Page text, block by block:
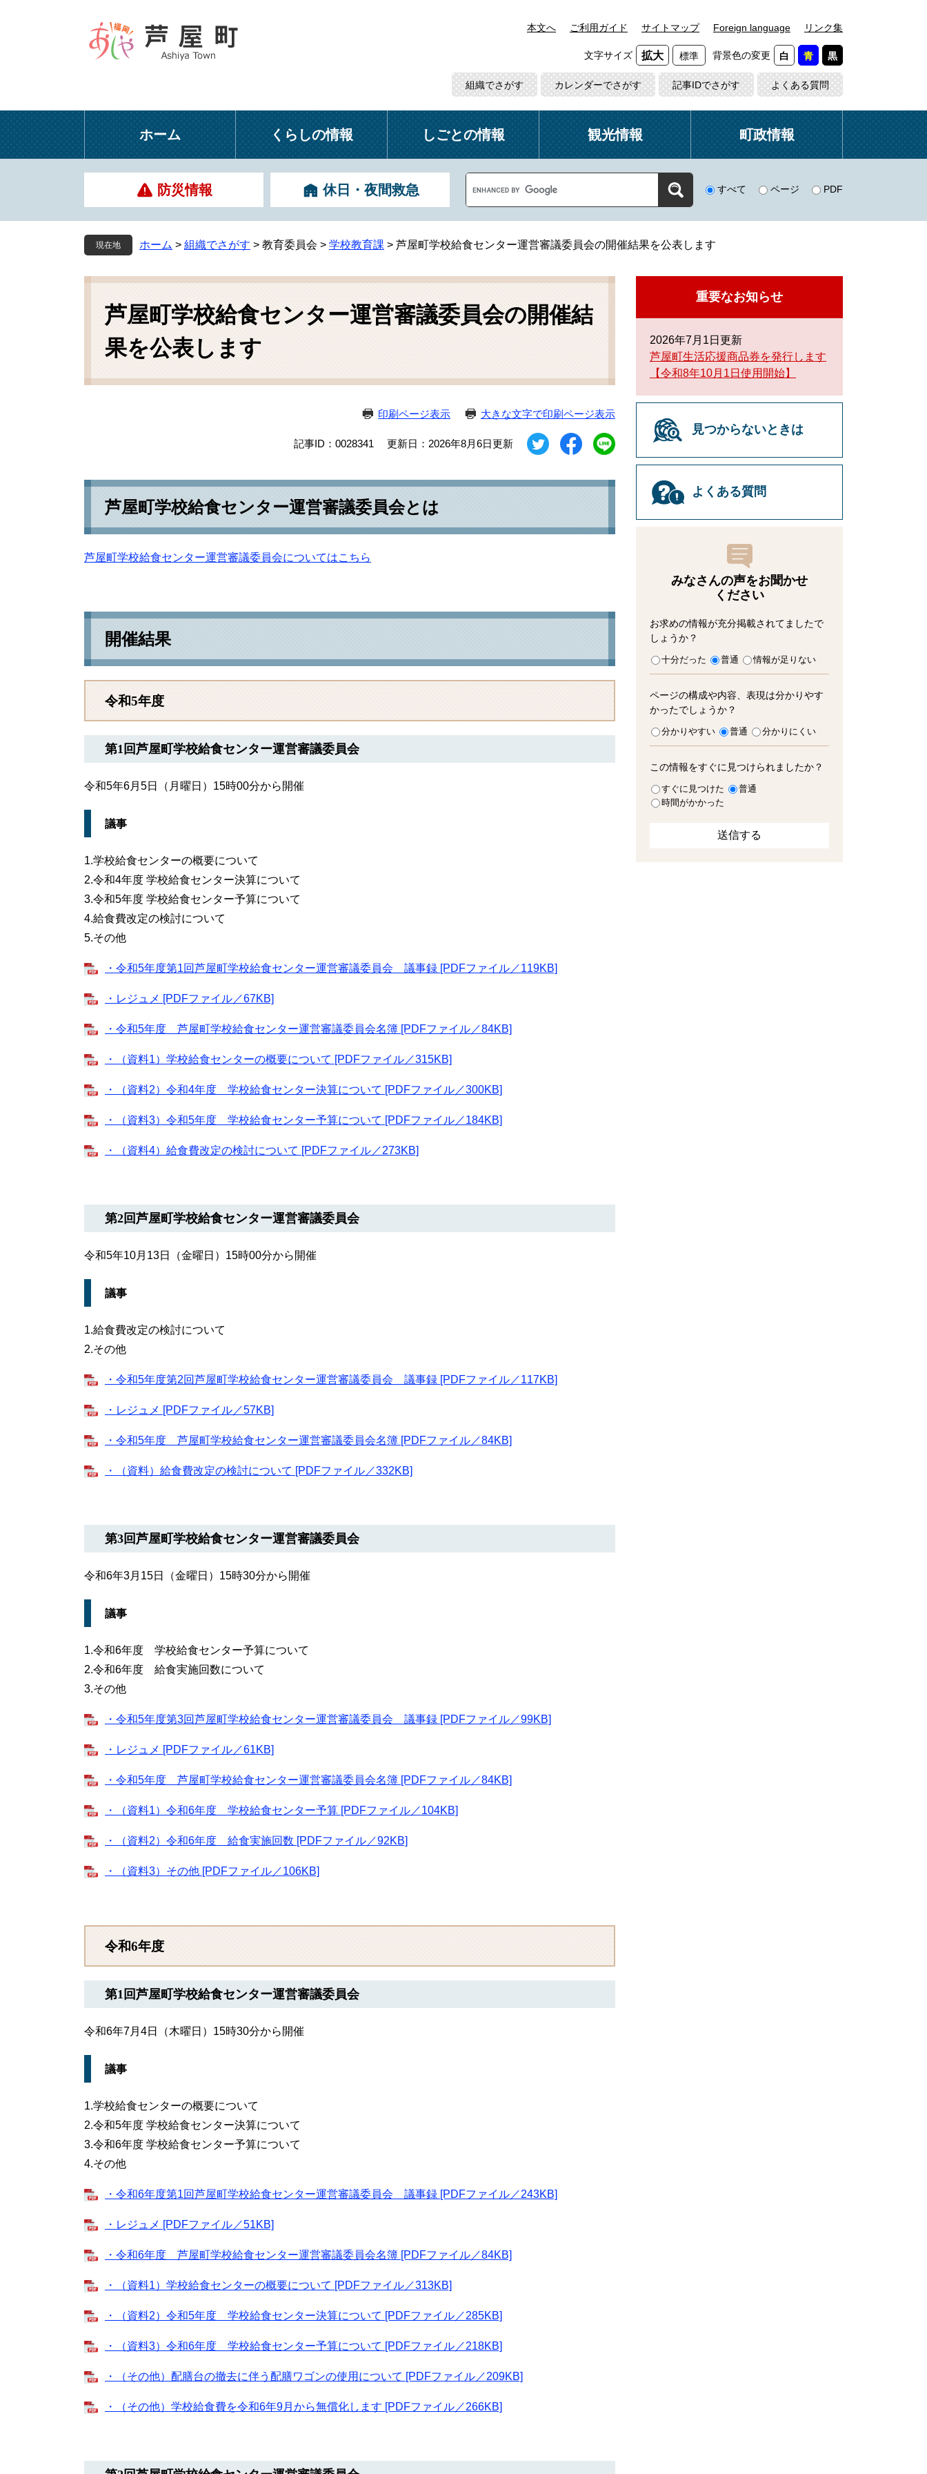
本
本文へ ご利用ガイド サイトマップ Foreign language リンク集
文字サイズ 拡大 標準 背景色の変更 白 青 黒
組織でさがす カレンダーでさがす 記事IDでさがす よくある質問
ホーム くらしの情報 しごとの情報 観光情報 町政情報
防災情報 休日・夜間救急
o
g
l
e
ス
ム
検
すべて ページ PDF
現在地 ホーム > 組織でさがす > 教育委員会 > 学校教育課 > 芦屋町学校給食センター運営審議委員会の開催結果を公表します
本
芦屋町学校給食センター運営審議委員会の開催結
果を公表します
印刷ページ表示 大きな文字で印刷ページ表示
記事ID：0028341 更新日：2026年8月6日更新
芦屋町学校給食センター運営審議委員会とは
芦屋町学校給食センター運営審議委員会についてはこちら
開催結果
令和5年度
第1回芦屋町学校給食センター運営審議委員会
令和5年6月5日（月曜日）15時00分から開催
議事
1.学校給食センターの概要について
2.令和4年度 学校給食センター決算について
3.令和5年度 学校給食センター予算について
4.給食費改定の検討について
5.その他
・令和5年度第1回芦屋町学校給食センター運営審議委員会 議事録 [PDFファイル／119KB]
・レジュメ [PDFファイル／67KB]
・令和5年度 芦屋町学校給食センター運営審議委員会名簿 [PDFファイル／84KB]
・（資料1）学校給食センターの概要について [PDFファイル／315KB]
・（資料2）令和4年度 学校給食センター決算について [PDFファイル／300KB]
・（資料3）令和5年度 学校給食センター予算について [PDFファイル／184KB]
・（資料4）給食費改定の検討について [PDFファイル／273KB]
第2回芦屋町学校給食センター運営審議委員会
令和5年10月13日（金曜日）15時00分から開催
議事
1.給食費改定の検討について
2.その他
・令和5年度第2回芦屋町学校給食センター運営審議委員会 議事録 [PDFファイル／117KB]
・レジュメ [PDFファイル／57KB]
・令和5年度 芦屋町学校給食センター運営審議委員会名簿 [PDFファイル／84KB]
・（資料）給食費改定の検討について [PDFファイル／332KB]
第3回芦屋町学校給食センター運営審議委員会
令和6年3月15日（金曜日）15時30分から開催
議事
1.令和6年度 学校給食センター予算について
2.令和6年度 給食実施回数について
3.その他
・令和5年度第3回芦屋町学校給食センター運営審議委員会 議事録 [PDFファイル／99KB]
・レジュメ [PDFファイル／61KB]
・令和5年度 芦屋町学校給食センター運営審議委員会名簿 [PDFファイル／84KB]
・（資料1）令和6年度 学校給食センター予算 [PDFファイル／104KB]
・（資料2）令和6年度 給食実施回数 [PDFファイル／92KB]
・（資料3）その他 [PDFファイル／106KB]
令和6年度
第1回芦屋町学校給食センター運営審議委員会
令和6年7月4日（木曜日）15時30分から開催
議事
1.学校給食センターの概要について
2.令和5年度 学校給食センター決算について
3.令和6年度 学校給食センター予算について
4.その他
・令和6年度第1回芦屋町学校給食センター運営審議委員会 議事録 [PDFファイル／243KB]
・レジュメ [PDFファイル／51KB]
・令和6年度 芦屋町学校給食センター運営審議委員会名簿 [PDFファイル／84KB]
・（資料1）学校給食センターの概要について [PDFファイル／313KB]
・（資料2）令和5年度 学校給食センター決算について [PDFファイル／285KB]
・（資料3）令和6年度 学校給食センター予算について [PDFファイル／218KB]
・（その他）配膳台の撤去に伴う配膳ワゴンの使用について [PDFファイル／209KB]
・（その他）学校給食費を令和6年9月から無償化します [PDFファイル／266KB]
重要なお知らせ
2026年7月1日更新
芦屋町生活応援商品券を発行します
【令和8年10月1日使用開始】
見つからないときは
よくある質問
みなさんの声をお聞かせ
ください
お求めの情報が充分掲載されてましたで
しょうか？
十分だった 普通 情報が足りない
ページの構成や内容、表現は分かりやす
かったでしょうか？
分かりやすい 普通 分かりにくい
この情報をすぐに見つけられましたか？
すぐに見つけた
普通
時間がかかった